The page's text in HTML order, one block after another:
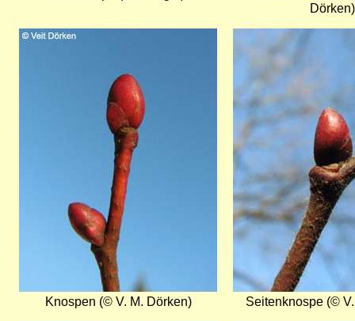
Dörken)
Bild
Knospen (© V. M. Dörken)
Seitenknospe (©